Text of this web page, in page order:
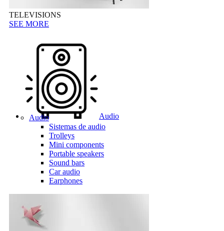
TELEVISIONS
SEE MORE
Audio
Audio
Sistemas de audio
Trolleys
Mini components
Portable speakers
Sound bars
Car audio
Earphones